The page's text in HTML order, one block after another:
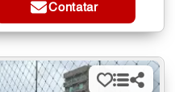
Contatar